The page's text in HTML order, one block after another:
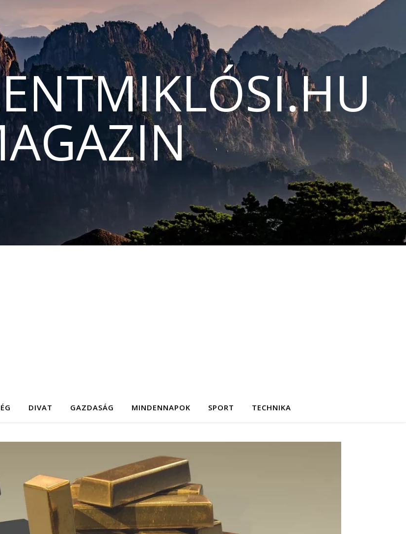
DIVAT GAZDASÁG MINDENNAPOK SPORT TECHNIKA